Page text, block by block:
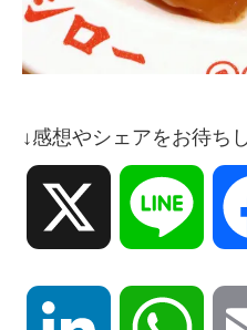
↓感想やシェアをお待ち
Line